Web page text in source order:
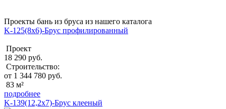
Проекты бань из бруса из нашего каталога
K-125(8х6)-Брус профилированный
Проект
18 290 руб.
Строительство:
от 1 344 780 руб.
83 м²
подробнее
K-139(12,2х7)-Брус клееный